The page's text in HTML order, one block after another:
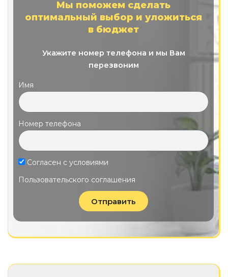
Мы поможем сделать
оптимальный выбор и уложиться
в бюджет
Укажите номер телефона и мы Вам
перезвоним
Имя
Номер телефона
Согласен с условиями
Пользовательского соглашения
Отправить